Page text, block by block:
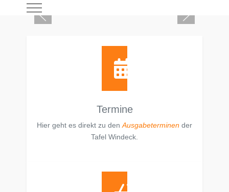
Mobile Menu Toggle
Termine
Hier geht es direkt zu den Ausgabeterminen der
Tafel Windeck.